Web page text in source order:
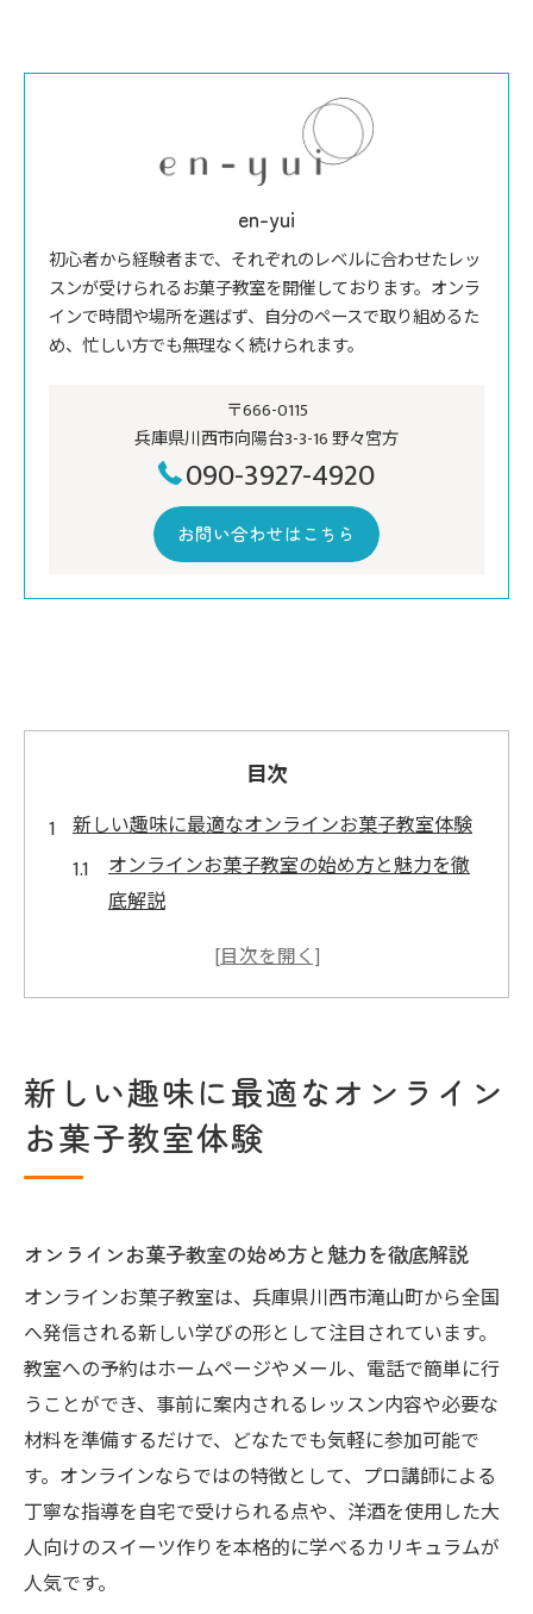
en-yui
初心者から経験者まで、それぞれのレベルに合わせたレッ
スンが受けられるお菓子教室を開催しております。オンラ
インで時間や場所を選ばず、自分のペースで取り組めるた
め、忙しい方でも無理なく続けられます。
〒666-0115
兵庫県川西市向陽台3-3-16 野々宮方
090-3927-4920
お問い合わせはこちら
目次
新しい趣味に最適なオンラインお菓子教室体験
オンラインお菓子教室の始め方と魅力を徹
底解説
自宅で楽しむスイーツ作り体験の新しい形
オンラインお菓子教室で得られる学びと成
長
自宅で叶う大人のスイーツレッスン入門
ツ入門
大人の味覚を満たすスイーツ作りの第一歩
自宅レッスンで学べる基礎と応用テクニッ
ク
オンラインお菓子教室のカリキュラム詳細
気軽に参加できる大人のレッスン体験談
洋酒と楽しむお菓子作りが広がる理由
オンラインお菓子教室で学ぶ洋酒スイーツ
の魅力
新しい趣味に最適なオンライン
お菓子教室体験
オンラインお菓子教室の始め方と魅力を徹底解説
オンラインお菓子教室は、兵庫県川西市滝山町から全国
へ発信される新しい学びの形として注目されています。
教室への予約はホームページやメール、電話で簡単に行
うことができ、事前に案内されるレッスン内容や必要な
材料を準備するだけで、どなたでも気軽に参加可能で
す。オンラインならではの特徴として、プロ講師による
丁寧な指導を自宅で受けられる点や、洋酒を使用した大
人向けのスイーツ作りを本格的に学べるカリキュラムが
人気です。